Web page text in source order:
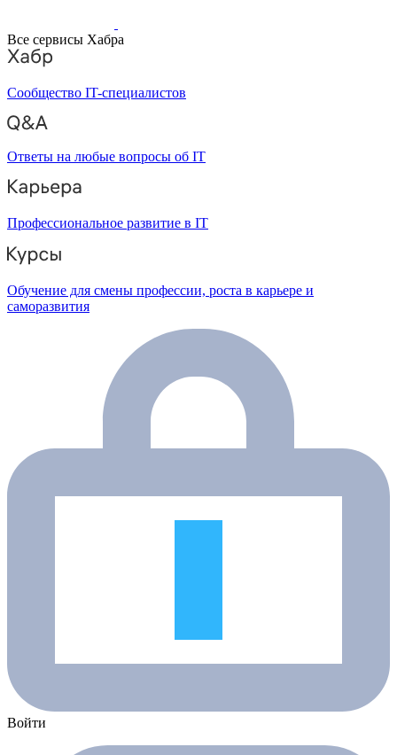
Все сервисы Хабра
Сообщество IT-специалистов
Ответы на любые вопросы об IT
Профессиональное развитие в IT
Обучение для смены профессии, роста в карьере и
саморазвития
Войти